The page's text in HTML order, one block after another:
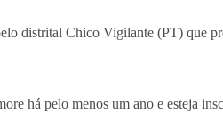
distrital Chico Vigilante (PT) que
há pelo menos um ano e esteja